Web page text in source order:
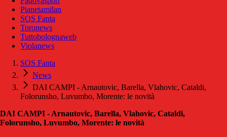
Pianetamilan
SOS Fanta
Toronews
Tuttobolognaweb
Violanews
SOS Fanta
News
DAI CAMPI - Arnautovic, Barella, Vlahovic, Cataldi,
Folorunsho, Luvumbo, Morente: le novità
DAI CAMPI - Arnautovic, Barella, Vlahovic, Cataldi,
Folorunsho, Luvumbo, Morente: le novità